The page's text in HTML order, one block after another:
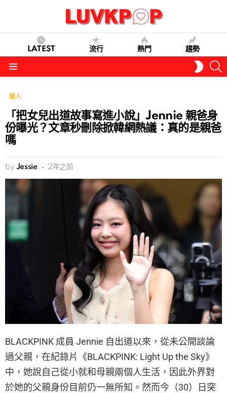
LATEST 流行 熱門 趨勢
SKIN
藝人
「把女兒出道故事寫進小說」Jennie 親爸身
份曝光？文章秒刪除掀韓網熱議：真的是親爸
嗎
by Jessie 2年之前
BLACKPINK 成員 Jennie 自出道以來，從未公開談論
過父親，在紀錄片《BLACKPINK: Light Up the Sky》
中，她說自己從小就和母親兩個人生活，因此外界對
於她的父親身份目前仍一無所知。然而今（30）日突